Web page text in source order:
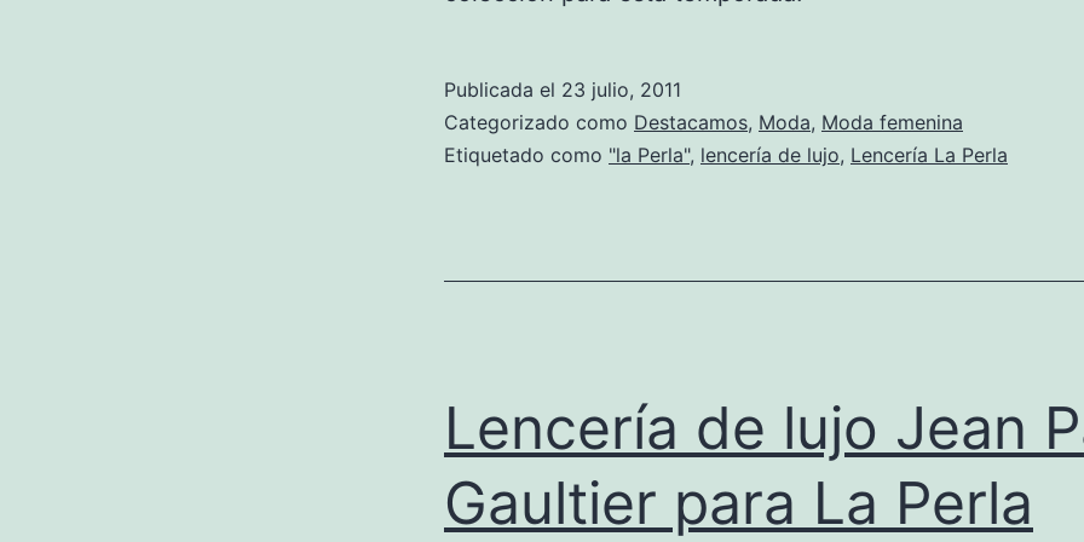
Publicada el 23 julio, 2011
Categorizado como Destacamos, Moda, Moda femenina
Etiquetado como "la Perla", lencería de lujo, Lencería La Perla
Lencería de lujo Jean
Gaultier para La Perla